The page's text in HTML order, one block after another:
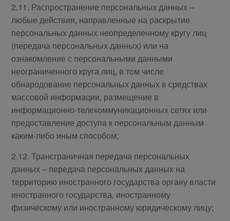
2.11. Распространение персональных данных –
любые действия, направленные на раскрытие
персональных данных неопределенному кругу лиц
(передача персональных данных) или на
ознакомление с персональными данными
неограниченного круга лиц, в том числе
обнародование персональных данных в средствах
массовой информации, размещение в
информационно-телекоммуникационных сетях или
предоставление доступа к персональным данным
каким-либо иным способом;
2.12. Трансграничная передача персональных
данных – передача персональных данных на
территорию иностранного государства органу власти
иностранного государства, иностранному
физическому или иностранному юридическому лицу;